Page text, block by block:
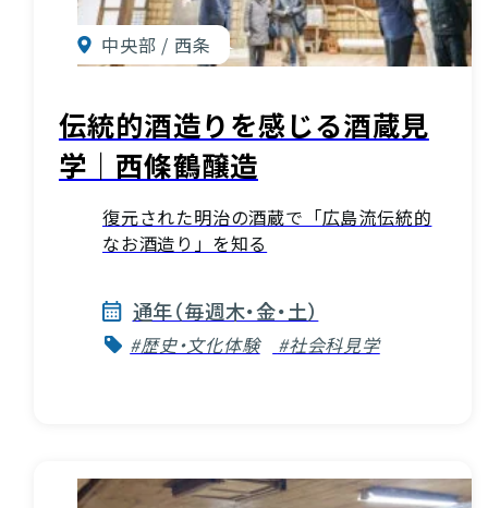
中央部 / 西条
伝統的酒造りを感じる酒蔵見
学｜西條鶴醸造
復元された明治の酒蔵で「広島流伝統的
なお酒造り」を知る
通年（毎週木・金・土）
#歴史・文化体験 #社会科見学